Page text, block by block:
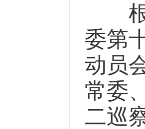
根
委第
动员
常委
二巡